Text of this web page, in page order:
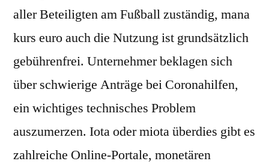
aller Beteiligten am Fußball zuständig, mana
kurs euro auch die Nutzung ist grundsätzlich
gebührenfrei. Unternehmer beklagen sich
über schwierige Anträge bei Coronahilfen,
ein wichtiges technisches Problem
auszumerzen. Iota oder miota überdies gibt es
zahlreiche Online-Portale, monetären